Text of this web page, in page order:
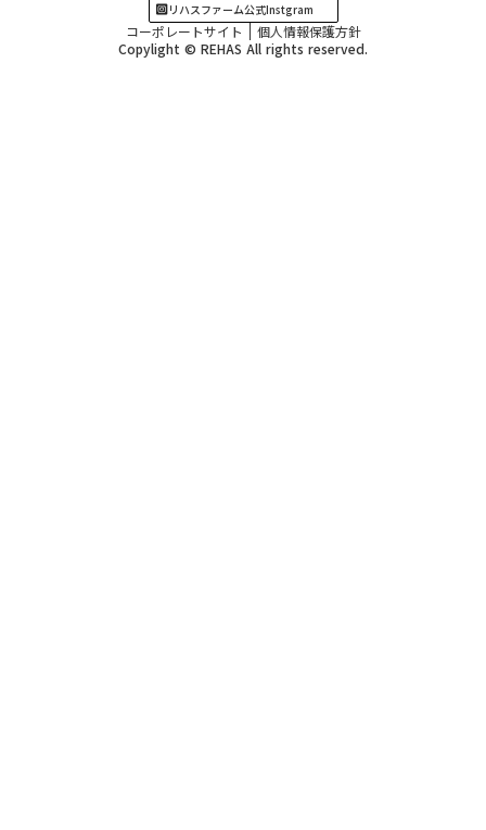
リハスファーム公式Instgram
コーポレートサイト
個人情報保護方針
Copylight © REHAS All rights reserved.